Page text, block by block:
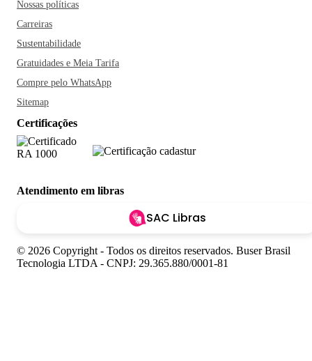
Nossas políticas
Carreiras
Sustentabilidade
Gratuidades e Meia Tarifa
Compre pelo WhatsApp
Sitemap
Certificações
Atendimento em libras
SAC Libras
© 2026 Copyright - Todos os direitos reservados. Buser Brasil
Tecnologia LTDA - CNPJ: 29.365.880/0001-81